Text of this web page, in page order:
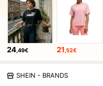
24,49€ 21,52€
SHEIN - BRANDS